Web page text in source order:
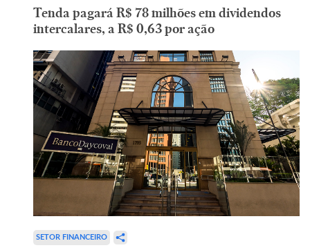
Tenda pagará R$ 78 milhões em dividendos
intercalares, a R$ 0,63 por ação
SETOR FINANCEIRO